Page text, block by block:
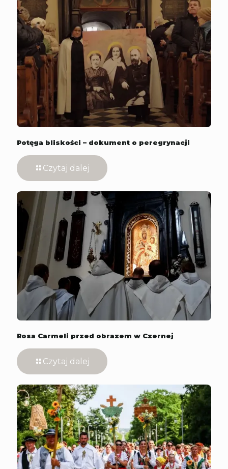
Potęga bliskości – dokument o peregrynacji
Czytaj dalej
Rosa Carmeli przed obrazem w Czernej
Czytaj dalej